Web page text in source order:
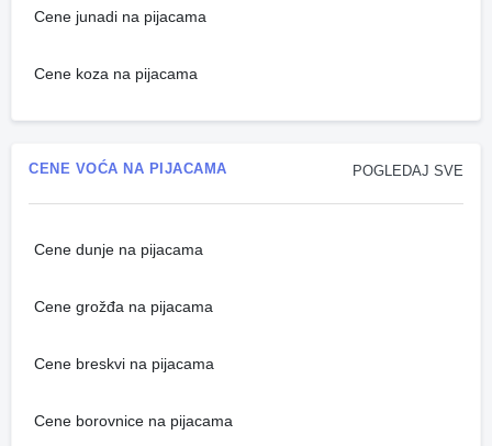
Cene junadi na pijacama
Cene koza na pijacama
POGLEDAJ SVE
CENE VOĆA NA PIJACAMA
Cene dunje na pijacama
Cene grožđa na pijacama
Cene breskvi na pijacama
Cene borovnice na pijacama